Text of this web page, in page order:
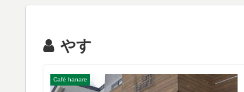
やす
Café hanare